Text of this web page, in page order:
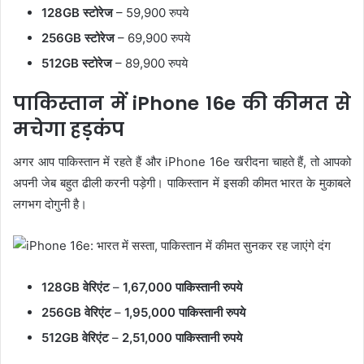
128GB स्टोरेज– 59,900 रुपये
256GB स्टोरेज– 69,900 रुपये
512GB स्टोरेज– 89,900 रुपये
पाकिस्तान में iPhone 16e की कीमत से
मचेगा हड़कंप
अगर आप पाकिस्तान में रहते हैं और iPhone 16e खरीदना चाहते हैं, तो आपको
अपनी जेब बहुत ढीली करनी पड़ेगी। पाकिस्तान में इसकी कीमत भारत के मुकाबले
लगभग दोगुनी है।
128GB वेरिएंट– 1,67,000 पाकिस्तानी रुपये
256GB वेरिएंट– 1,95,000 पाकिस्तानी रुपये
512GB वेरिएंट– 2,51,000 पाकिस्तानी रुपये